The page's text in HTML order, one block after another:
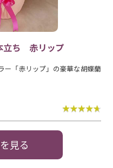
立ち 赤リップ
ー「赤リップ」の豪華な胡蝶蘭
見る